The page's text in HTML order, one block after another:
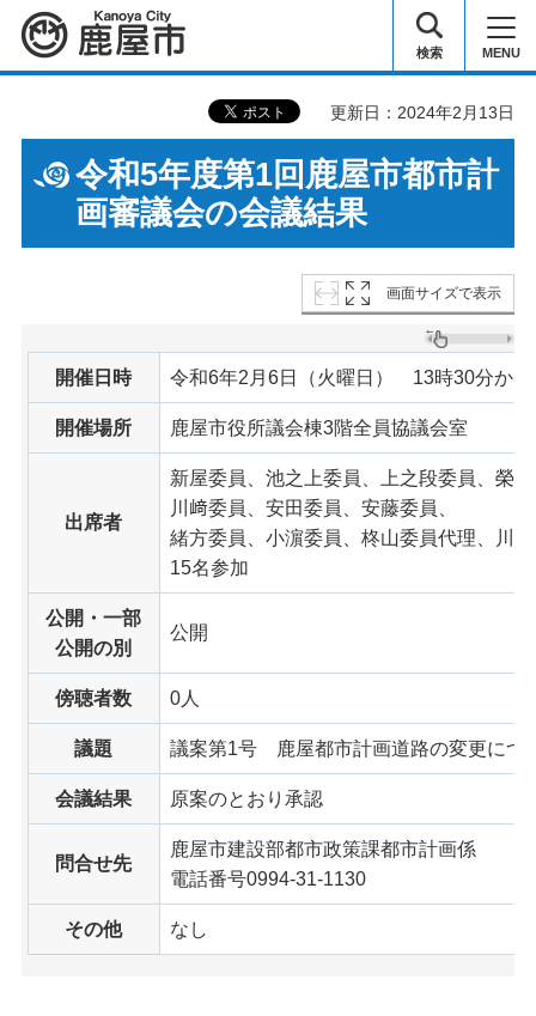
鹿屋市 検索 MENU
更新日：2024年2月13日
令和5年度第1回鹿屋市都市計
画審議会の会議結果
画面サイズで表示
開催日時 令和6年2月6日（火曜日） 13時30分から
開催場所 鹿屋市役所議会棟3階全員協議会室
出席者
新屋委員、池之上委員、上之段委員、榮
川﨑委員、安田委員、安藤委員、
緒方委員、小濵委員、柊山委員代理、川
15名参加
公開・一部
公開の別
公開
傍聴者数 0人
議題 議案第1号 鹿屋都市計画道路の変更につ
会議結果 原案のとおり承認
問合せ先
鹿屋市建設部都市政策課都市計画係
電話番号0994-31-1130
その他 なし